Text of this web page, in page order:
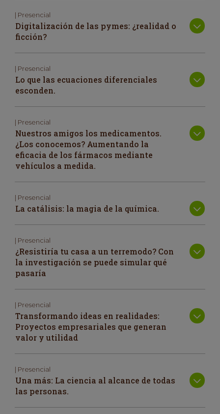
| Presencial
Digitalización de las pymes: ¿realidad o
ficción?
| Presencial
Lo que las ecuaciones diferenciales
esconden.
| Presencial
Nuestros amigos los medicamentos.
¿Los conocemos? Aumentando la
eficacia de los fármacos mediante
vehículos a medida.
| Presencial
La catálisis: la magia de la química.
| Presencial
¿Resistiría tu casa a un terremodo? Con
la investigación se puede simular qué
pasaría
| Presencial
Transformando ideas en realidades:
Proyectos empresariales que generan
valor y utilidad
| Presencial
Una más: La ciencia al alcance de todas
las personas.